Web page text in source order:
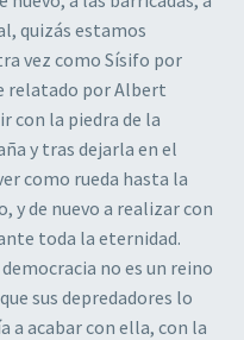
quizás estamos
vez como Sísifo por
relatado por Albert
con la piedra de la
y tras dejarla en el
como rueda hasta la
y de nuevo a realizar con
toda la eternidad.
no es un reino
sus depredadores lo
a acabar con ella, con la